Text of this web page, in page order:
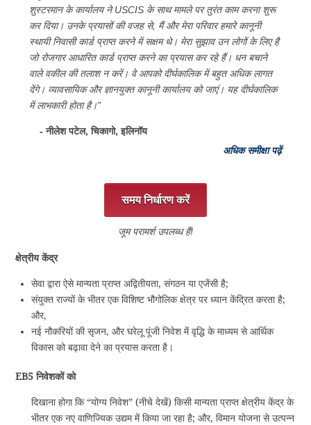
शुस्टरमान के कार्यालय ने USCIS के साथ मामले पर तुरंत काम करना शुरू
कर दिया। उनके प्रयासों की वजह से, मैं और मेरा परिवार हमारे कानूनी
स्थायी निवासी कार्ड प्राप्त करने में सक्षम थे। मेरा सुझाव उन लोगों के लिए है
जो रोजगार आधारित कार्ड प्राप्त करने का प्रयास कर रहे हैं। धन बचाने
वाले वकील की तलाश न करें। वे आपको दीर्घकालिक में बहुत अधिक लागत
देंगे। व्यावसायिक और ज्ञानयुक्त कानूनी कार्यालय को जाएं। यह दीर्घकालिक
में लाभकारी होता है।”
- नीलेश पटेल, चिकागो, ‎इलिनॉय
अधिक समीक्षा पढ़ें
समय निर्धारण करें
जूम परामर्श उपलब्ध हैं!
क्षेत्रीय केंद्र
सेवा द्वारा ऐसे मान्यता प्राप्त अद्वितीयता, संगठन या एजेंसी है;
संयुक्त राज्यों के भीतर एक विशिष्ट भौगोलिक क्षेत्र पर ध्यान केंद्रित करता है;
और,
नई नौकरियों की सृजन, और घरेलू पूंजी निवेश में वृद्धि के माध्यम से आर्थिक
विकास को बढ़ावा देने का प्रयास करता है।
EB5 निवेशकों को
दिखाना होगा कि “योग्य निवेश” (नीचे देखें) किसी मान्यता प्राप्त क्षेत्रीय केंद्र के
भीतर एक नए वाणिज्यिक उद्यम में किया जा रहा है; और, विमान योजना से उत्पन्न